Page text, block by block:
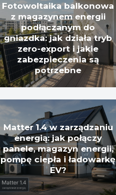
Fotowoltaika balkonowa
z magazynem energii
podłączanym do
gniazdka: jak działa tryb
zero-export i jakie
zabezpieczenia są
potrzebne
Matter 1.4 w zarządzaniu
energią: jak połączy
panele, magazyn energii,
pompę ciepła i ładowarkę
EV?